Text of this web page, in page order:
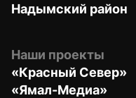
Надымский район
Наши проекты
«Красный Север»
«Ямал-Медиа»